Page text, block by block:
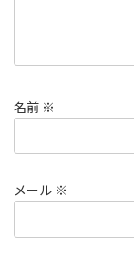
名前 ※
メール ※